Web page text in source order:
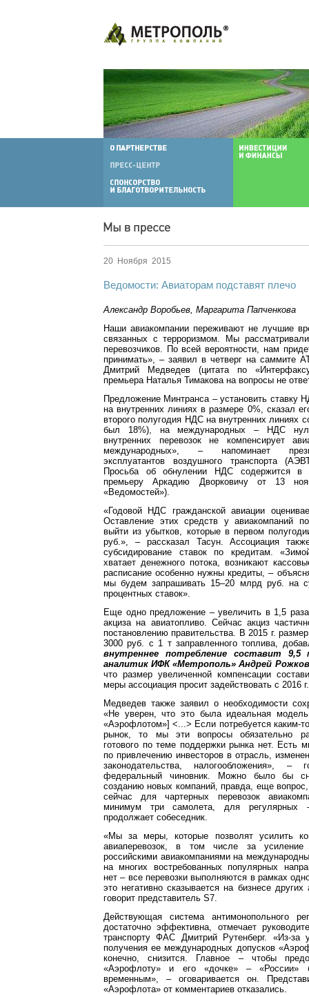
20 Ноября 2015
Ведомости: Авиаторам подставят плечо
Александр Воробьев, Маргарита Папченкова
Наши авиакомпании переживают не лучшие
связанных с терроризмом. Мы
перевозчиков. По всей вероятности, нам
принимать», – заявил в четверг на саммите
Дмитрий Медведев (цитата по
премьера Наталья Тимакова на вопросы не
Предложение Минтранса – установить ставку
на внутренних линиях в размере 0%, сказал
второго полугодия НДС на внутренних линиях
был 18%), на международных – НДС
внутренних перевозок не компенсирует
международных», – напоминает
эксплуатантов воздушного транспорта
Просьба об обнулении НДС содержится
премьеру Аркадию Дворковичу от 13
«Ведомостей»).
«Годовой НДС гражданской авиации
Оставление этих средств у авиакомпаний
выйти из убытков, которые в первом
руб.», – рассказал Тасун. Ассоциация
субсидирование ставок по кредитам.
хватает денежного потока, возникают
расписание особенно нужны кредиты, –
мы будем запрашивать 15–20 млрд руб. на
процентных ставок».
Еще одно предложение – увеличить в 1,5
акциза на авиатопливо. Сейчас акциз
постановлению правительства. В 2015 г.
3000 руб. с 1 т заправленного топлива,
внутреннее потребление составит
аналитик ИФК «Метрополь» Андрей
что размер увеличенной компенсации
меры ассоциация просит задействовать с 2016 г.
Медведев также заявил о необходимости
«Не уверен, что это была идеальная
«Аэрофлотом»] <...> Если потребуется каким-
рынок, то мы эти вопросы обязательно
готового по теме поддержки рынка нет. Есть
по привлечению инвесторов в отрасль,
законодательства, налогообложения», –
федеральный чиновник. Можно было бы
созданию новых компаний, правда, еще
сейчас для чартерных перевозок
минимум три самолета, для регулярных
продолжает собеседник.
«Мы за меры, которые позволят усилить
авиаперевозок, в том числе за усиление
российскими авиакомпаниями на
на многих востребованных популярных
нет – все перевозки выполняются в рамках
это негативно сказывается на бизнесе других
говорит представитель S7.
Действующая система антимонопольного
достаточно эффективна, отмечает
транспорту ФАС Дмитрий Рутенберг. «Из-за
получения ее международных допусков
конечно, снизится. Главное – чтобы
«Аэрофлоту» и его «дочке» – «России»
временным», – оговаривается он.
«Аэрофлота» от комментариев отказались.